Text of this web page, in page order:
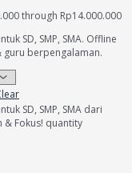
through Rp14.000.000
SD, SMP, SMA. Offline
guru berpengalaman.
SD, SMP, SMA dari
& Fokus! quantity